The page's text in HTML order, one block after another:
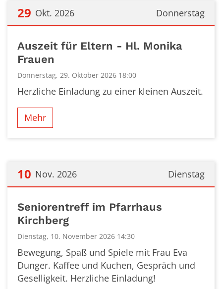
Donnerstag
29 Okt. 2026
Auszeit für Eltern - Hl. Monika
Frauen
Donnerstag, 29. Oktober 2026 18:00
Herzliche Einladung zu einer kleinen Auszeit.
Mehr
Dienstag
10 Nov. 2026
Seniorentreff im Pfarrhaus
Kirchberg
Dienstag, 10. November 2026 14:30
Bewegung, Spaß und Spiele mit Frau Eva
Dunger. Kaffee und Kuchen, Gespräch und
Geselligkeit. Herzliche Einladung!